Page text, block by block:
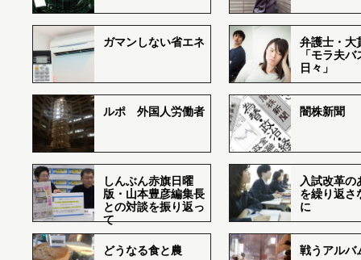
ガマンしない省エネ
弁護士・大
「モラ夫
日々」
ルポ 外国人労働者 闇株新聞
しんぶん赤旗日曜
版・山本豊彦編集長
との対談を振り返っ
て
入試改革の
を繰り返さ
に
どうなる食と農 戦うアルバ